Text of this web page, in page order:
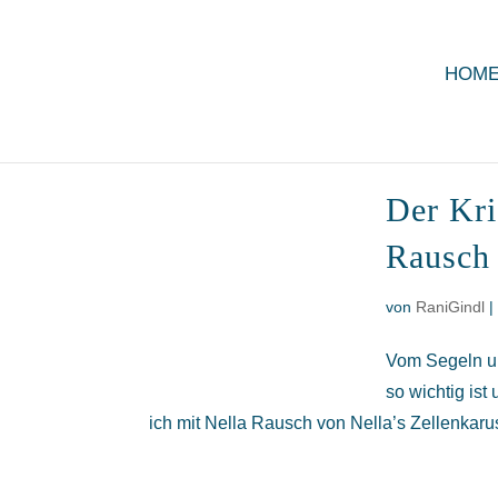
Der
von RaniGindl |
Vom Segeln
so wichtig ist
ich mit Nella Rausch von Nella’s